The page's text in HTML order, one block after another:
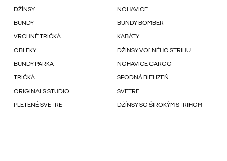
DŽÍNSY NOHAVICE
BUNDY BUNDY BOMBER
VRCHNÉ TRIČKÁ KABÁTY
OBLEKY DŽÍNSY VOĽNÉHO STRIHU
BUNDY PARKA NOHAVICE CARGO
TRIČKÁ SPODNÁ BIELIZEŇ
ORIGINALS STUDIO SVETRE
PLETENÉ SVETRE DŽÍNSY SO ŠIROKÝM STRIHOM